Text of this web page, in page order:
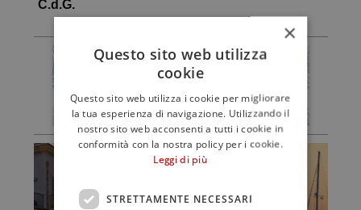
C.d.G.
×
Questo sito web utilizza
cookie
Questo sito web utilizza i cookie per migliorare
la tua esperienza di navigazione. Utilizzando il
nostro sito web acconsenti a tutti i cookie in
conformità con la nostra policy per i cookie.
Leggi di più
STRETTAMENTE NECESSARI